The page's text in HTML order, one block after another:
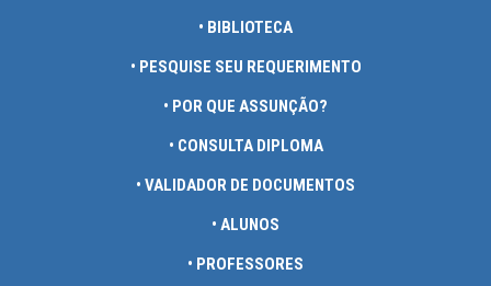
• BIBLIOTECA
• PESQUISE SEU REQUERIMENTO
• POR QUE ASSUNÇÃO?
• CONSULTA DIPLOMA
• VALIDADOR DE DOCUMENTOS
• ALUNOS
• PROFESSORES